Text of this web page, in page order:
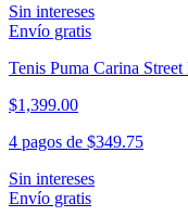
Sin intereses
Envío gratis
Tenis Puma Carina
$1,399.00
4 pagos de $349.75
Sin intereses
Envío gratis